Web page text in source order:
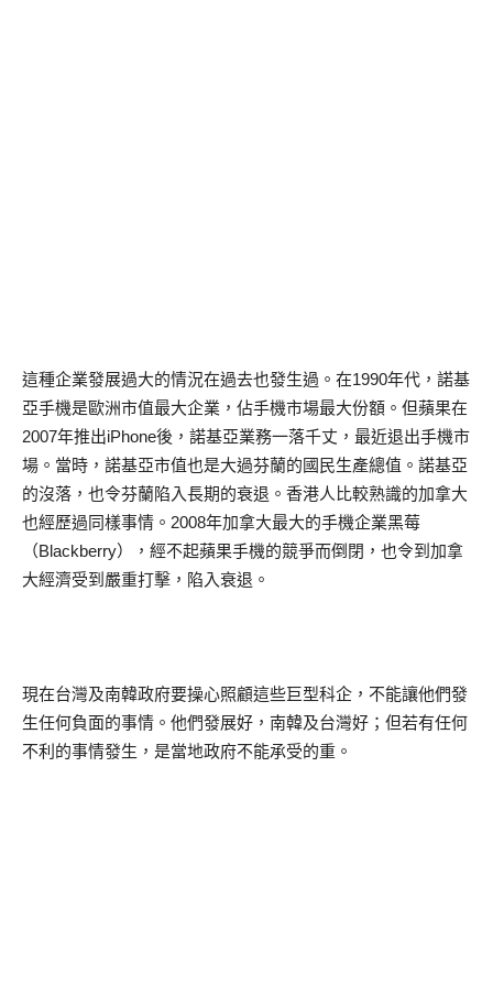
這種企業發展過大的情況在過去也發生過。在1990年代，諾基
亞手機是歐洲市值最大企業，佔手機市場最大份額。但蘋果在
2007年推出iPhone後，諾基亞業務一落千丈，最近退出手機市
場。當時，諾基亞市值也是大過芬蘭的國民生產總值。諾基亞
的沒落，也令芬蘭陷入長期的衰退。香港人比較熟識的加拿大
也經歷過同樣事情。2008年加拿大最大的手機企業黑莓
（Blackberry），經不起蘋果手機的競爭而倒閉，也令到加拿
大經濟受到嚴重打擊，陷入衰退。
現在台灣及南韓政府要操心照顧這些巨型科企，不能讓他們發
生任何負面的事情。他們發展好，南韓及台灣好；但若有任何
不利的事情發生，是當地政府不能承受的重。